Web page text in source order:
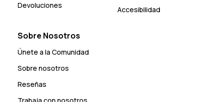
Devoluciones
Accesibilidad
Sobre Nosotros
Únete a la Comunidad
Sobre nosotros
Reseñas